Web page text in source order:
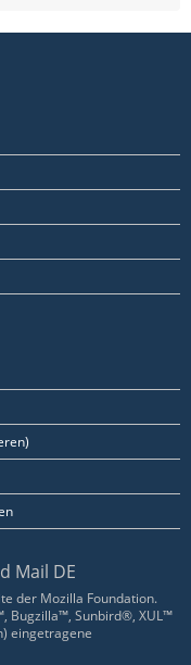
Mail DE
der Mozilla Foundation.
Bugzilla™, Sunbird®, XUL™
eingetragene